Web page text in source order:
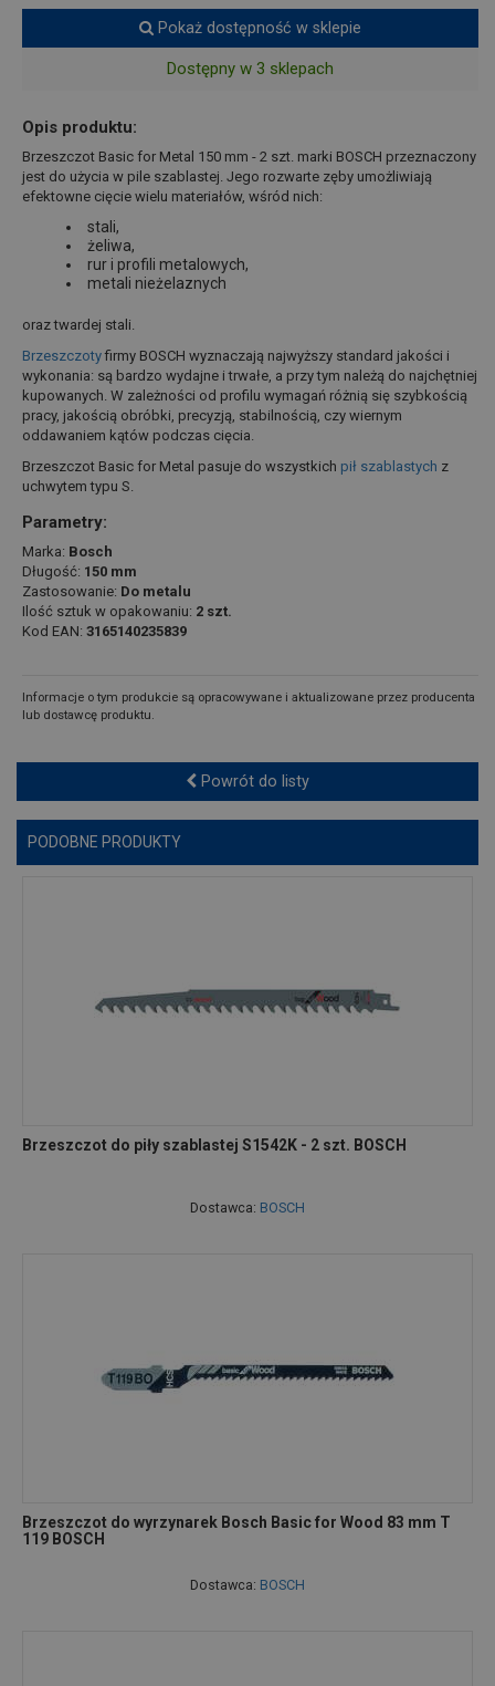
Pokaż dostępność w sklepie
Dostępny w 3 sklepach
Opis produktu:
Brzeszczot Basic for Metal 150 mm - 2 szt. marki BOSCH przeznaczony
jest do użycia w pile szablastej. Jego rozwarte zęby umożliwiają
efektowne cięcie wielu materiałów, wśród nich:
stali,
żeliwa,
rur i profili metalowych,
metali nieżelaznych
oraz twardej stali.
Brzeszczotyfirmy BOSCH wyznaczają najwyższy standard jakości i
wykonania: są bardzo wydajne i trwałe, a przy tym należą do najchętniej
kupowanych. W zależności od profilu wymagań różnią się szybkością
pracy, jakością obróbki, precyzją, stabilnością, czy wiernym
oddawaniem kątów podczas cięcia.
Brzeszczot Basic for Metal pasuje do wszystkich pił szablastych z
uchwytem typu S.
Parametry:
Marka: Bosch
Długość: 150 mm
Zastosowanie: Do metalu
Ilość sztuk w opakowaniu: 2 szt.
Kod EAN: 3165140235839
Informacje o tym produkcie są opracowywane i aktualizowane przez producenta
lub dostawcę produktu.
Powrót do listy
PODOBNE PRODUKTY
Brzeszczot do piły szablastej S1542K - 2 szt. BOSCH
Dostawca: BOSCH
Brzeszczot do wyrzynarek Bosch Basic for Wood 83 mm T
119 BOSCH
Dostawca: BOSCH